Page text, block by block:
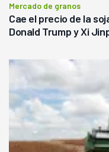
Mercado de granos
Cae el precio de la
Donald Trump y Xi